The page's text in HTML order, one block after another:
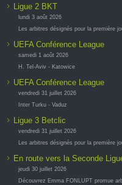
Ligue 2 BKT
lundi 3 août 2026
Les arbitres désignés pour la première
UEFA Conférence League
samedi 1 août 2026
H. Tel-Aviv - Katowice
UEFA Conférence League
vendredi 31 juillet 2026
Inter Turku - Vaduz
Ligue 3 Betclic
vendredi 31 juillet 2026
Les arbitres désignés pour la première
En route vers la Seconde
jeudi 30 juillet 2026
Découvrez Emma FONLUPT promue